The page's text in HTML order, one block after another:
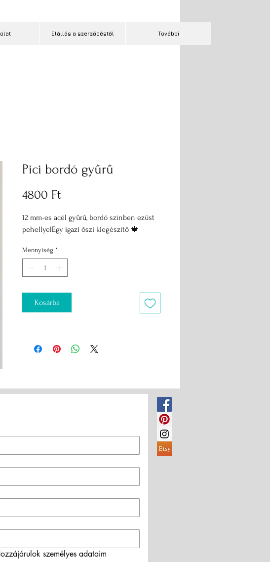
Elállás a szerződéstől További
Pici bordó gyűrű
4800 FtÁr
12 mm-es acél gyűrű, bordó színben ezüst
pehellyelEgy igazi őszi kiegészítő 🍁
Mennyiség *
Kosárba
személyes adataim